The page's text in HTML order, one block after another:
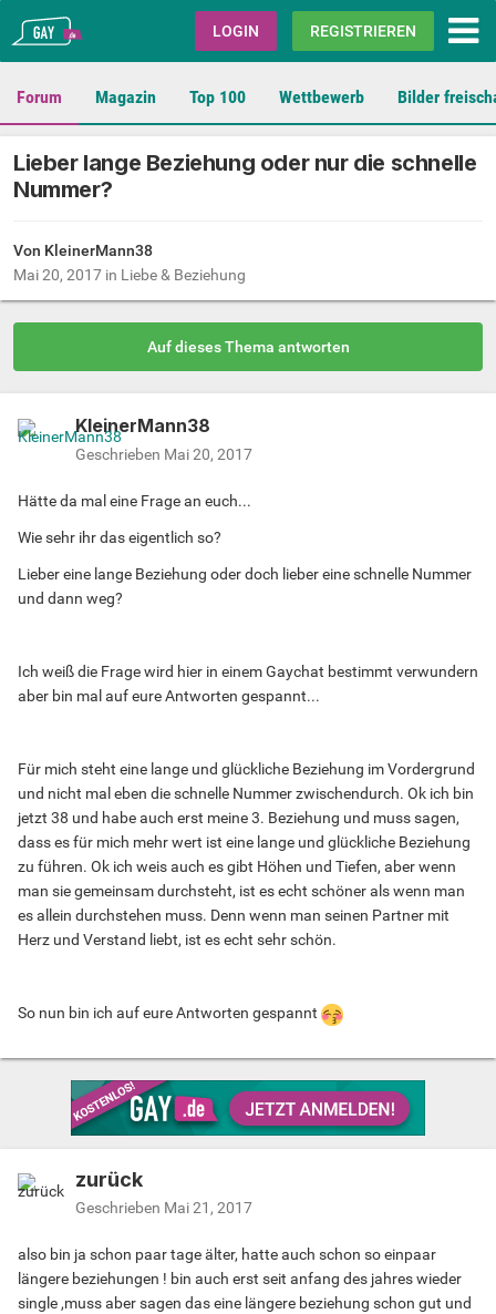
Gay.de LOGIN REGISTRIEREN
Forum Magazin Top 100 Wettbewerb Bilder
Lieber lange Beziehung oder nur die schnelle
Nummer?
Von KleinerMann38
Mai 20, 2017 in Liebe & Beziehung
Auf dieses Thema antworten
KleinerMann38
Geschrieben Mai 20, 2017
Hätte da mal eine Frage an euch...
Wie sehr ihr das eigentlich so?
Lieber eine lange Beziehung oder doch lieber eine schnelle Nummer
und dann weg?
Ich weiß die Frage wird hier in einem Gaychat bestimmt verwundern
aber bin mal auf eure Antworten gespannt...
Für mich steht eine lange und glückliche Beziehung im Vordergrund
und nicht mal eben die schnelle Nummer zwischendurch. Ok ich bin
jetzt 38 und habe auch erst meine 3. Beziehung und muss sagen,
dass es für mich mehr wert ist eine lange und glückliche Beziehung
zu führen. Ok ich weis auch es gibt Höhen und Tiefen, aber wenn
man sie gemeinsam durchsteht, ist es echt schöner als wenn man
es allein durchstehen muss. Denn wenn man seinen Partner mit
Herz und Verstand liebt, ist es echt sehr schön.
So nun bin ich auf eure Antworten gespannt
zurück
Geschrieben Mai 21, 2017
also bin ja schon paar tage älter, hatte auch schon so einpaar
längere beziehungen ! bin auch erst seit anfang des jahres wieder
single ,muss aber sagen das eine längere beziehung schon gut und